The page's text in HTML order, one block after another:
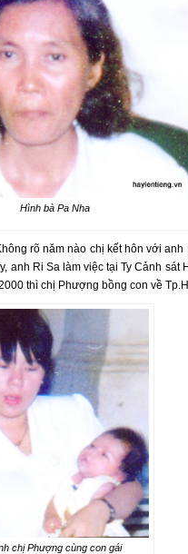
Hình bà Pa Nha
rõ năm nào chị kết hôn với anh
Ri Sa làm việc tại Ty Cảnh sát
thì chị Phượng bồng con về
chị Phượng cùng con gái